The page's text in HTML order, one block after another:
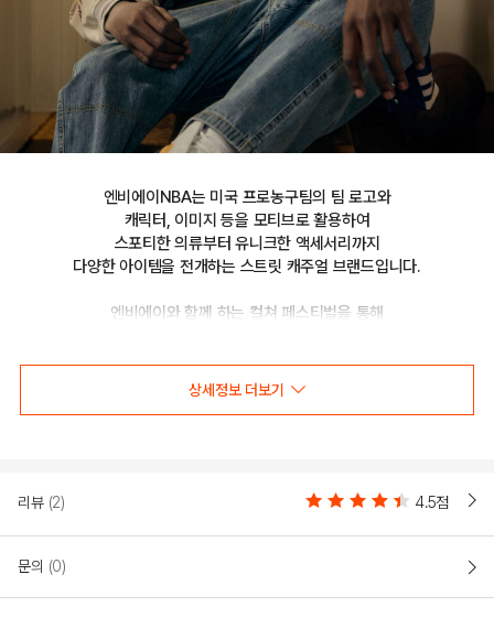
엔비에이NBA는 미국 프로농구팀의 팀 로고와
캐릭터, 이미지 등을 모티브로 활용하여
스포티한 의류부터 유니크한 액세서리까지
다양한 아이템을 전개하는 스트릿 캐주얼 브랜드입니다.
엔비에이와 함께 하는 컬쳐 페스티벌을 통해
(N221TP110P)
ALL-STAR를 상징하는 아트웍이 포인트가 되는 스타일로
상세정보 더보기
리뷰 (2) 4.5점
문의 (0)